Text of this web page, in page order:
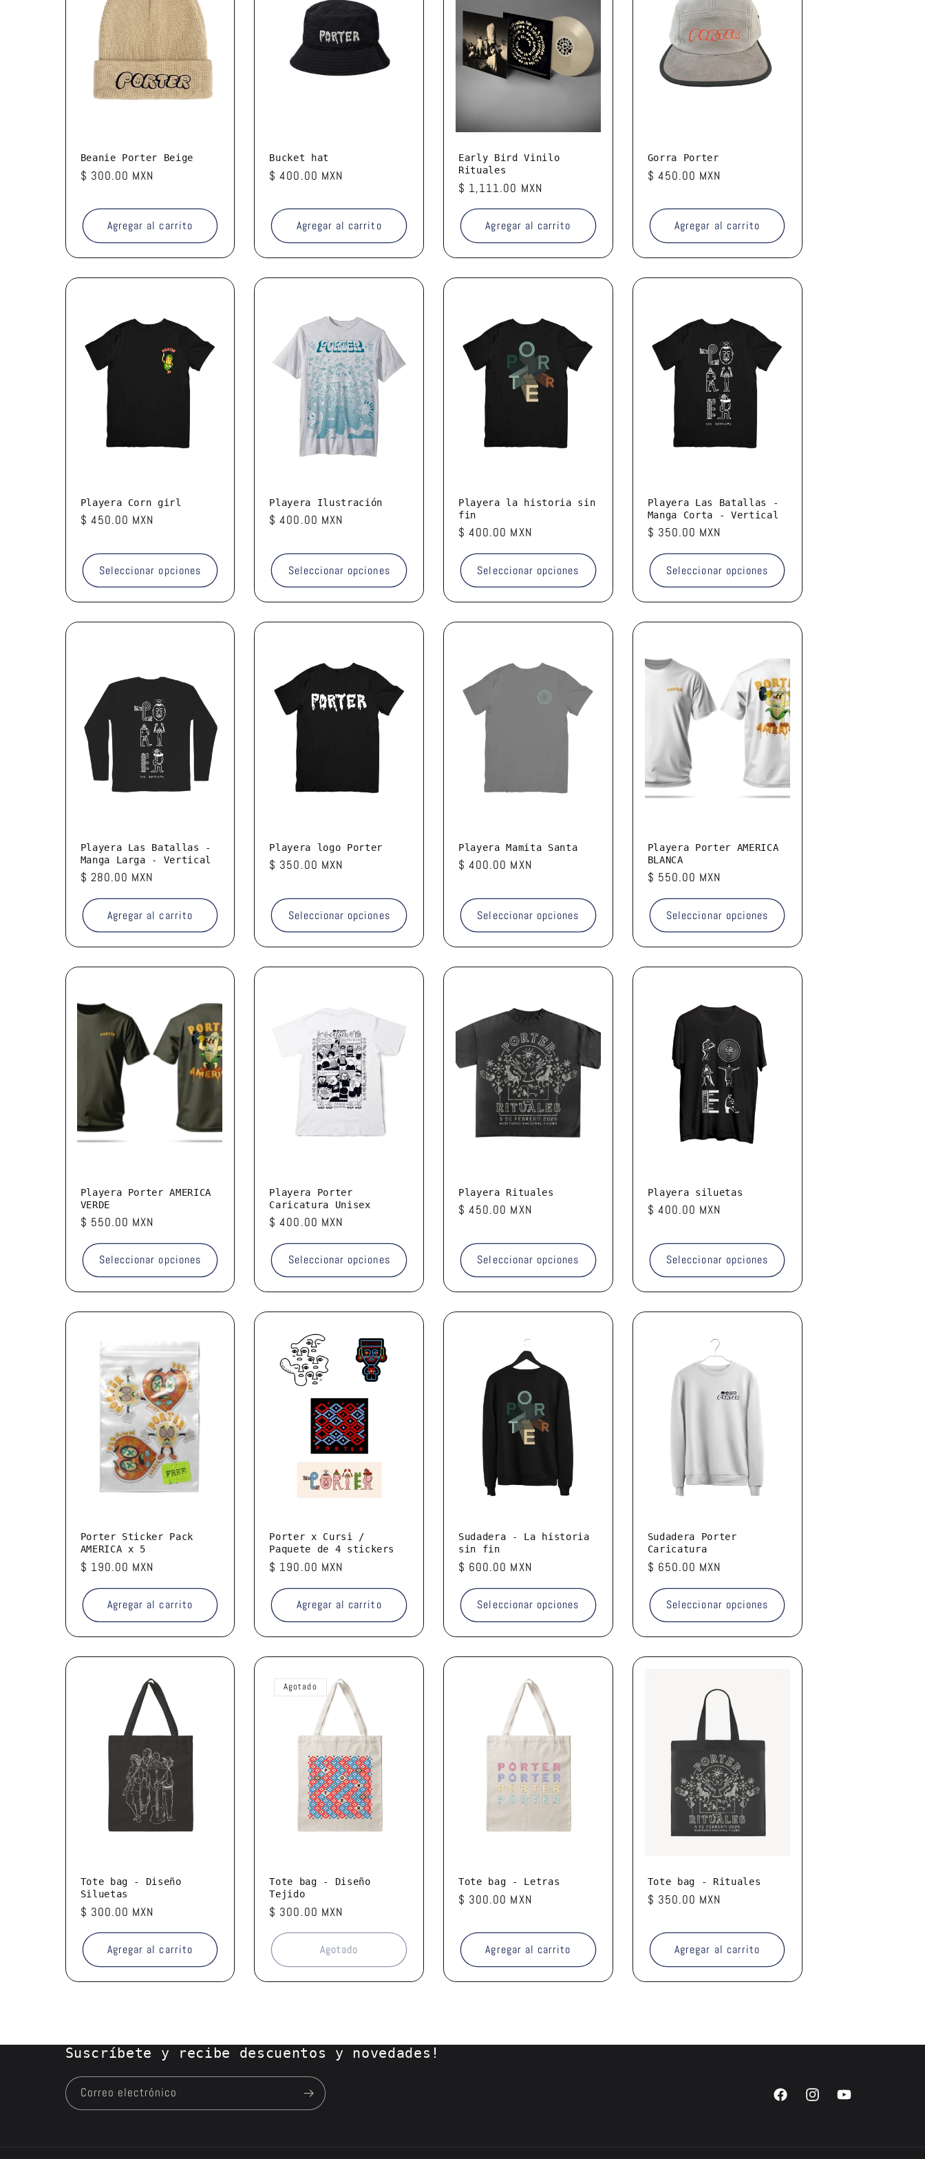
nBeanie Porter Beige
Precio
$ 300.00 MXN
Agregar al carrito
Bucket hat
Precio
$ 400.00 MXN
Agregar al carrito
Early Bird Vinilo
Rituales
Precio
habitual
$ 1,111.00 MXN
Agregar al carrito
Gorra Porter
Precio
$ 450.00 MXN
Agregar al carrito
Playera Corn girl
Precio
$ 450.00 MXN
Seleccionar opciones
Playera Ilustración
Precio
$ 400.00 MXN
Seleccionar opciones
Playera la historia sin
fin
Precio
habitual
$ 400.00 MXN
Seleccionar opciones
Playera Las Batallas -
Manga Corta - Vertical
Precio
habitual
$ 350.00 MXN
Seleccionar opciones
Playera Las Batallas -
Manga Larga - Vertical
Precio
$ 280.00 MXN
Agregar al carrito
Playera logo Porter
Precio
$ 350.00 MXN
Seleccionar opciones
Playera Mamita Santa
Precio
$ 400.00 MXN
Seleccionar opciones
Playera Porter AMERICA
BLANCA
Precio
$ 550.00 MXN
Seleccionar opciones
Playera Porter AMERICA
VERDE
Precio
$ 550.00 MXN
Seleccionar opciones
Playera Porter
Caricatura Unisex
Precio
$ 400.00 MXN
Seleccionar opciones
Playera Rituales
Precio
$ 450.00 MXN
Seleccionar opciones
Playera siluetas
Precio
$ 400.00 MXN
Seleccionar opciones
Porter Sticker Pack
AMERICA x 5
Precio
$ 190.00 MXN
Agregar al carrito
Porter x Cursi /
Paquete de 4 stickers
Precio
$ 190.00 MXN
Agregar al carrito
Sudadera - La historia
sin fin
Precio
$ 600.00 MXN
Seleccionar opciones
Sudadera Porter
Caricatura
Precio
$ 650.00 MXN
Seleccionar opciones
Tote bag - Diseño
Siluetas
Precio
habitual
$ 300.00 MXN
Agregar al carrito
Agotado
Tote bag - Diseño
Tejido
Precio
habitual
$ 300.00 MXN
Agotado
Tote bag - Letras
Precio
$ 300.00 MXN
Agregar al carrito
Tote bag - Rituales
Precio
$ 350.00 MXN
Agregar al carrito
Suscríbete y recibe descuentos y novedades!
Correo electrónico
FacebookInstagramYouTube